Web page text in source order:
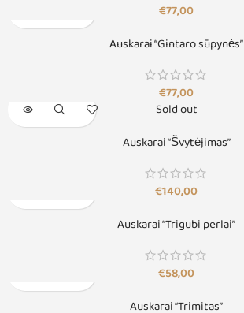
€77,00
Auskarai “Gintaro sūpynės”
€77,00
Sold out
Auskarai “Švytėjimas”
€140,00
Auskarai “Trigubi perlai”
€58,00
Auskarai “Trimitas”